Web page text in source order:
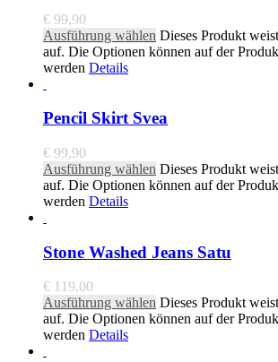
€ 99,90
Ausführung wählen Dieses Produkt
auf. Die Optionen können auf der
werden Details
Pencil Skirt Svea
€ 99,90
Ausführung wählen Dieses Produkt
auf. Die Optionen können auf der
werden Details
Stone Washed Jeans Satu
€ 119,00
Ausführung wählen Dieses Produkt
auf. Die Optionen können auf der
werden Details